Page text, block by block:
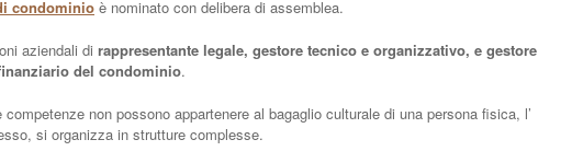
condominio è nominato con delibera di assemblea.
aziendali di rappresentante legale, gestore tecnico e organizzativo, e gestore
del condominio.
non possono appartenere al bagaglio culturale di una persona fisica, l’
si organizza in strutture complesse.